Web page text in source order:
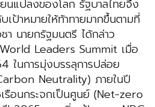
ยนแปลงของโลก รัฐบาลไทยจึง
เป้าหมายให้ท้าทายมากขึ้นตามที่
า นายกรัฐมนตรี ได้กล่าว
Leaders Summit เมื่อ
ในการมุ่งบรรลุการปล่อย
Neutrality) ภายในปี
รือนกระจกเป็นศูนย์ (Net-zero